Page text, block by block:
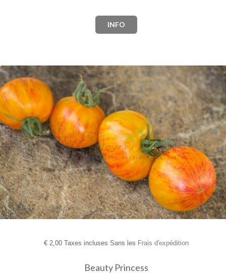
INFO
€2,00 Taxes incluses Sans les Frais d'expédition
Beauty Princess